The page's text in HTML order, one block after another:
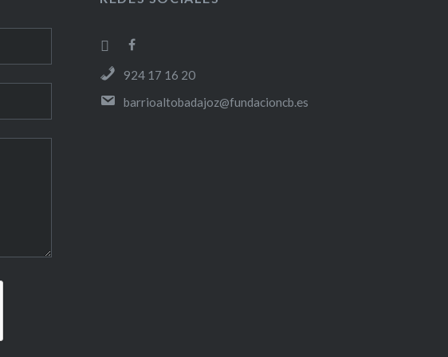
N
S
T
C
E
924 17 16 20
barrioaltobadajoz@fundacioncb.es